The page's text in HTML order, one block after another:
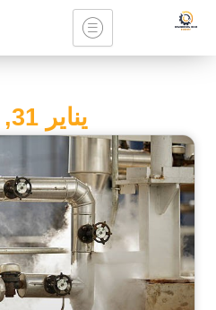
تخطي
المحتوى
يناير 31, 2025